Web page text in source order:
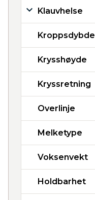
Klauvhelse
Kroppsdybde
Krysshøyde
Kryssretning
Overlinje
Melketype
Voksenvekt
Holdbarhet